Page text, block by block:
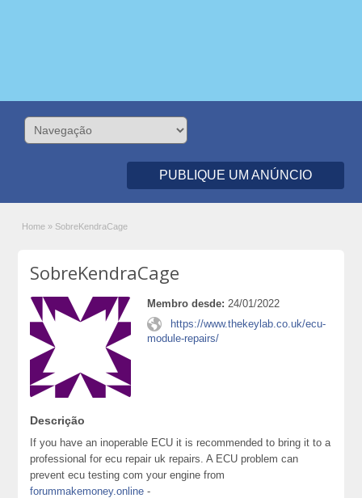
PUBLIQUE UM ANÚNCIO
Home » SobreKendraCage
SobreKendraCage
Membro desde: 24/01/2022
https://www.thekeylab.co.uk/ecu-
module-repairs/
Descrição
If you have an inoperable ECU it is recommended to bring it to a
professional for ecu repair uk repairs. A ECU problem can
prevent ecu testing com your engine from
forummakemoney.online -